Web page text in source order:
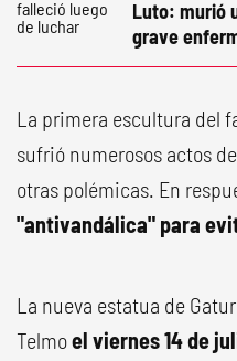
Luto: murió
grave
La primera escultura del
sufrió numerosos actos
otras polémicas. En
"antivandálica" para
La nueva estatua de
Telmoel viernes 14 de